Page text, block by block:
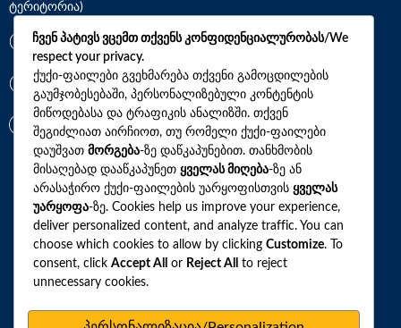
ტერიტორია)
*7770
+(995)32 2 800 111
info@synevo.ge
2021 – 2026 © სინევო. ყველა უფლება დაცულია
ყველა ანალიზი
ჩვენი აქციები და პროფილები
როგორ მოვემზადოთ ტესტების ჩასაბარებლად
ჩვენ პატივს ვცემთ თქვენს კონფიდენციალურობას/We
respect your privacy.
ქუქი-ფაილები გვეხმარება თქვენი გამოცდილების
გაუმჯობესებაში, პერსონალიზებული კონტენტის
მიწოდებასა და ტრაფიკის ანალიზში. თქვენ
შეგიძლიათ აირჩიოთ, თუ რომელი ქუქი-ფაილები
დაუშვათ მორგება-ზე დაწკაპუნებით. თანხმობის
მისაღებად დააწკაპუნეთ ყველას მიღება-ზე ან
არასაჭირო ქუქი-ფაილების უარყოფისთვის ყველას
უარყოფა-ზე. Cookies help us improve your experience,
deliver personalized content, and analyze traffic. You can
choose which cookies to allow by clicking Customize. To
consent, click Accept All or Reject All
to reject
unnecessary cookies.